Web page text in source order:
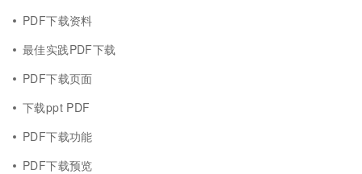
PDF下载资料
最佳实践PDF下载
PDF下载页面
下载ppt PDF
PDF下载功能
PDF下载预览